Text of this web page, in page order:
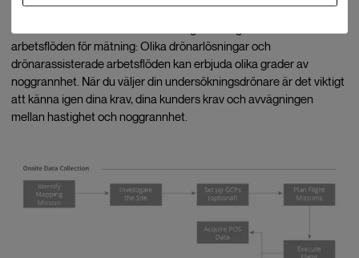
arbetsflöden för mätning: Olika drönarlösningar och
drönarassisterade arbetsflöden kan erbjuda olika grader av
noggrannhet. När du väljer din undersökningsdrönare är det viktigt
att känna igen dina krav, dina kunders krav och avvägningen
mellan hastighet och noggrannhet.